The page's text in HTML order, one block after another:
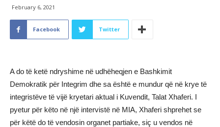
February 6, 2021
Facebook Twitter
A do të ketë ndryshime në udhëheqjen e Bashkimit
Demokratik për Integrim dhe sa është e mundur që në krye të
integristëve të vijë kryetari aktual i Kuvendit, Talat Xhaferi. I
pyetur për këto në një intervistë në MIA, Xhaferi shprehet se
për këtë do të vendosin organet partiake, siç u vendos në